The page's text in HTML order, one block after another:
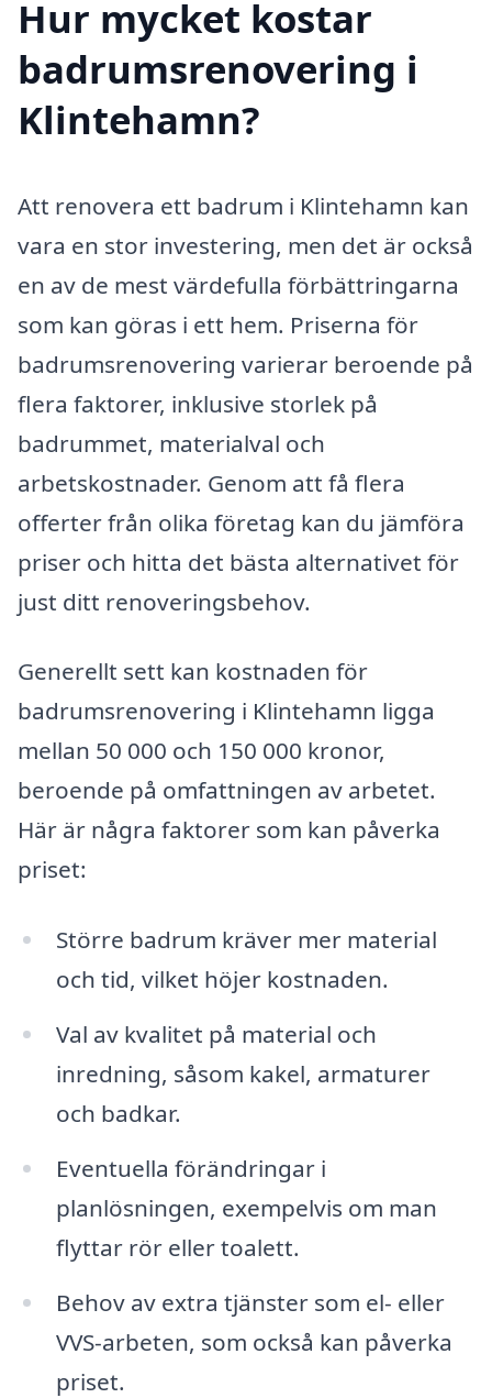
Hur mycket kostar
badrumsrenovering i
Klintehamn?
Att renovera ett badrum i Klintehamn kan
vara en stor investering, men det är också
en av de mest värdefulla förbättringarna
som kan göras i ett hem. Priserna för
badrumsrenovering varierar beroende på
flera faktorer, inklusive storlek på
badrummet, materialval och
arbetskostnader. Genom att få flera
offerter från olika företag kan du jämföra
priser och hitta det bästa alternativet för
just ditt renoveringsbehov.
Generellt sett kan kostnaden för
badrumsrenovering i Klintehamn ligga
mellan 50 000 och 150 000 kronor,
beroende på omfattningen av arbetet.
Här är några faktorer som kan påverka
priset:
Större badrum kräver mer material
och tid, vilket höjer kostnaden.
Val av kvalitet på material och
inredning, såsom kakel, armaturer
och badkar.
Eventuella förändringar i
planlösningen, exempelvis om man
flyttar rör eller toalett.
Behov av extra tjänster som el- eller
VVS-arbeten, som också kan påverka
priset.